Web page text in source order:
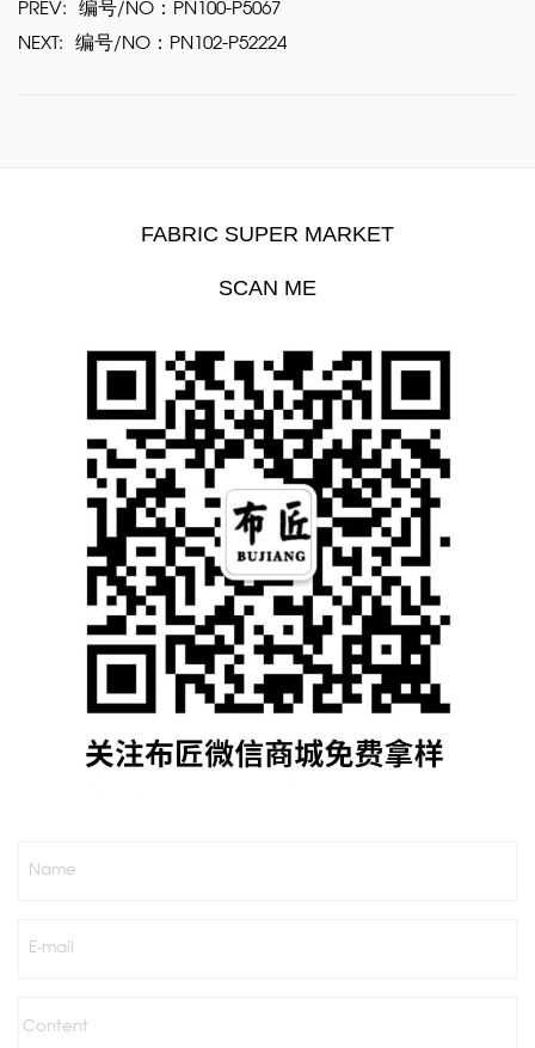
PREV: 编号/NO：PN100-P5067
NEXT: 编号/NO：PN102-P52224
FABRIC SUPER MARKET
SCAN ME
Name
E-mail
Content